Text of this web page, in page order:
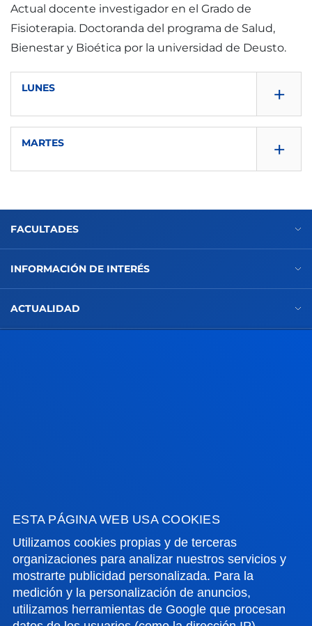
ESTA PÁGINA WEB USA COOKIES
Utilizamos cookies propias y de terceras
organizaciones para analizar nuestros servicios y
mostrarte publicidad personalizada. Para la
medición y la personalización de anuncios,
utilizamos herramientas de Google que procesan
Actual docente investigador en el Grado de
Fisioterapia. Doctoranda del programa de Salud,
Bienestar y Bioética por la universidad de Deusto.
LUNES +
12.00 - 18.00
MARTES +
Despacho: A119
FACULTADES
INFORMACIÓN DE INTERÉS
ACTUALIDAD
Conoce el campus
Contacto
Sede Vitoria
Conoce la sede